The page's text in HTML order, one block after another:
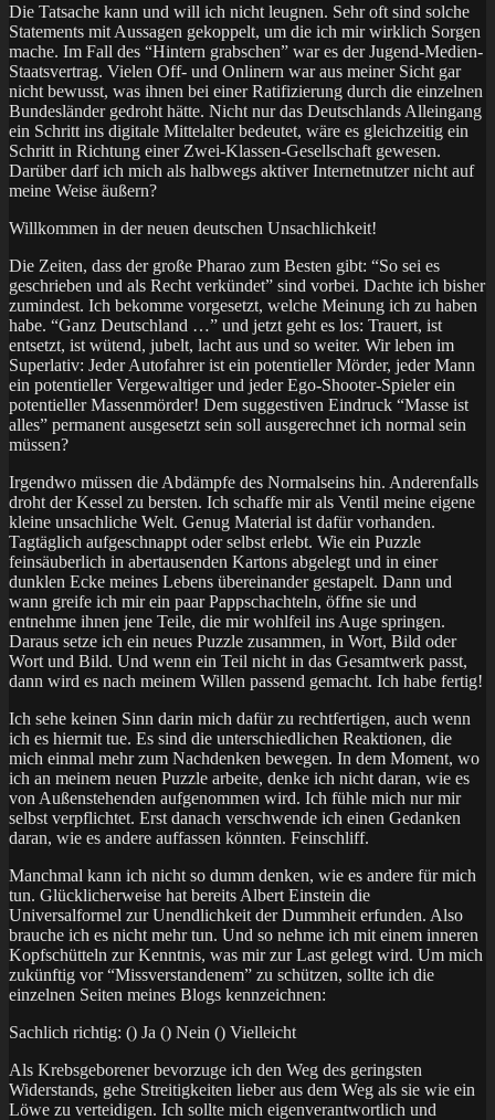
Die Tatsache kann und will ich nicht leugnen. Sehr oft sind solche
Statements mit Aussagen gekoppelt, um die ich mir wirklich Sorgen
mache. Im Fall des “Hintern grabschen” war es der Jugend-Medien-
Staatsvertrag. Vielen Off- und Onlinern war aus meiner Sicht gar
nicht bewusst, was ihnen bei einer Ratifizierung durch die einzelnen
Bundesländer gedroht hätte. Nicht nur das Deutschlands Alleingang
ein Schritt ins digitale Mittelalter bedeutet, wäre es gleichzeitig ein
Schritt in Richtung einer Zwei-Klassen-Gesellschaft gewesen.
Darüber darf ich mich als halbwegs aktiver Internetnutzer nicht auf
meine Weise äußern?
Willkommen in der neuen deutschen Unsachlichkeit!
Die Zeiten, dass der große Pharao zum Besten gibt: “So sei es
geschrieben und als Recht verkündet” sind vorbei. Dachte ich bisher
zumindest. Ich bekomme vorgesetzt, welche Meinung ich zu haben
habe. “Ganz Deutschland …” und jetzt geht es los: Trauert, ist
entsetzt, ist wütend, jubelt, lacht aus und so weiter. Wir leben im
Superlativ: Jeder Autofahrer ist ein potentieller Mörder, jeder Mann
ein potentieller Vergewaltiger und jeder Ego-Shooter-Spieler ein
potentieller Massenmörder! Dem suggestiven Eindruck “Masse ist
alles” permanent ausgesetzt sein soll ausgerechnet ich normal sein
müssen?
Irgendwo müssen die Abdämpfe des Normalseins hin. Anderenfalls
droht der Kessel zu bersten. Ich schaffe mir als Ventil meine eigene
kleine unsachliche Welt. Genug Material ist dafür vorhanden.
Tagtäglich aufgeschnappt oder selbst erlebt. Wie ein Puzzle
feinsäuberlich in abertausenden Kartons abgelegt und in einer
dunklen Ecke meines Lebens übereinander gestapelt. Dann und
wann greife ich mir ein paar Pappschachteln, öffne sie und
entnehme ihnen jene Teile, die mir wohlfeil ins Auge springen.
Daraus setze ich ein neues Puzzle zusammen, in Wort, Bild oder
Wort und Bild. Und wenn ein Teil nicht in das Gesamtwerk passt,
dann wird es nach meinem Willen passend gemacht. Ich habe fertig!
Ich sehe keinen Sinn darin mich dafür zu rechtfertigen, auch wenn
ich es hiermit tue. Es sind die unterschiedlichen Reaktionen, die
mich einmal mehr zum Nachdenken bewegen. In dem Moment, wo
ich an meinem neuen Puzzle arbeite, denke ich nicht daran, wie es
von Außenstehenden aufgenommen wird. Ich fühle mich nur mir
selbst verpflichtet. Erst danach verschwende ich einen Gedanken
daran, wie es andere auffassen könnten. Feinschliff.
Manchmal kann ich nicht so dumm denken, wie es andere für mich
tun. Glücklicherweise hat bereits Albert Einstein die
Universalformel zur Unendlichkeit der Dummheit erfunden. Also
brauche ich es nicht mehr tun. Und so nehme ich mit einem inneren
Kopfschütteln zur Kenntnis, was mir zur Last gelegt wird. Um mich
zukünftig vor “Missverstandenem” zu schützen, sollte ich die
einzelnen Seiten meines Blogs kennzeichnen:
Sachlich richtig: () Ja () Nein () Vielleicht
Als Krebsgeborener bevorzuge ich den Weg des geringsten
Widerstands, gehe Streitigkeiten lieber aus dem Weg als sie wie ein
Löwe zu verteidigen. Ich sollte mich eigenverantwortlich und